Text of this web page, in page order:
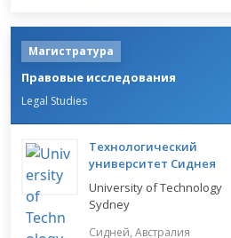
Магистратура
Правовые исследования
Legal Studies
Технологический
университет Сиднея
University of Technology
Sydney
Сидней, Австралия